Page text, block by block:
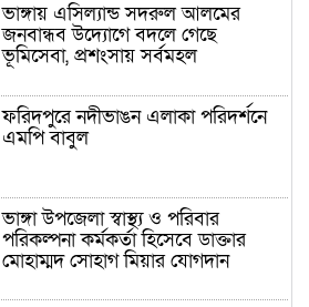
ভাঙ্গায় এসিল্যান্ড সদরুল আলমের
জনবান্ধব উদ্যোগে বদলে গেছে
ভূমিসেবা, প্রশংসায় সর্বমহল
ফরিদপুরে নদীভাঙন এলাকা পরিদর্শনে
এমপি বাবুল
ভাঙ্গা উপজেলা স্বাস্থ্য ও পরিবার
পরিকল্পনা কর্মকর্তা হিসেবে ডাক্তার
মোহাম্মদ সোহাগ মিয়ার যোগদান